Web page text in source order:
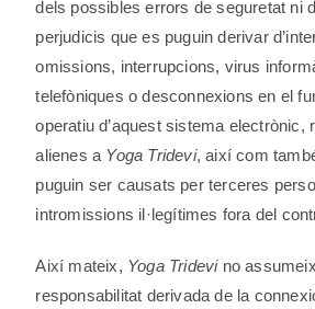
dels possibles errors de seguretat ni
perjudicis que es puguin derivar
omissions, interrupcions, virus
telefòniques o desconnexions en el
operatiu d’aquest sistema electrònic,
alienes a Yoga Tridevi, així com
puguin ser causats per terceres
intromissions il·legítimes fora del
Així mateix, Yoga Tridevino
responsabilitat derivada de la